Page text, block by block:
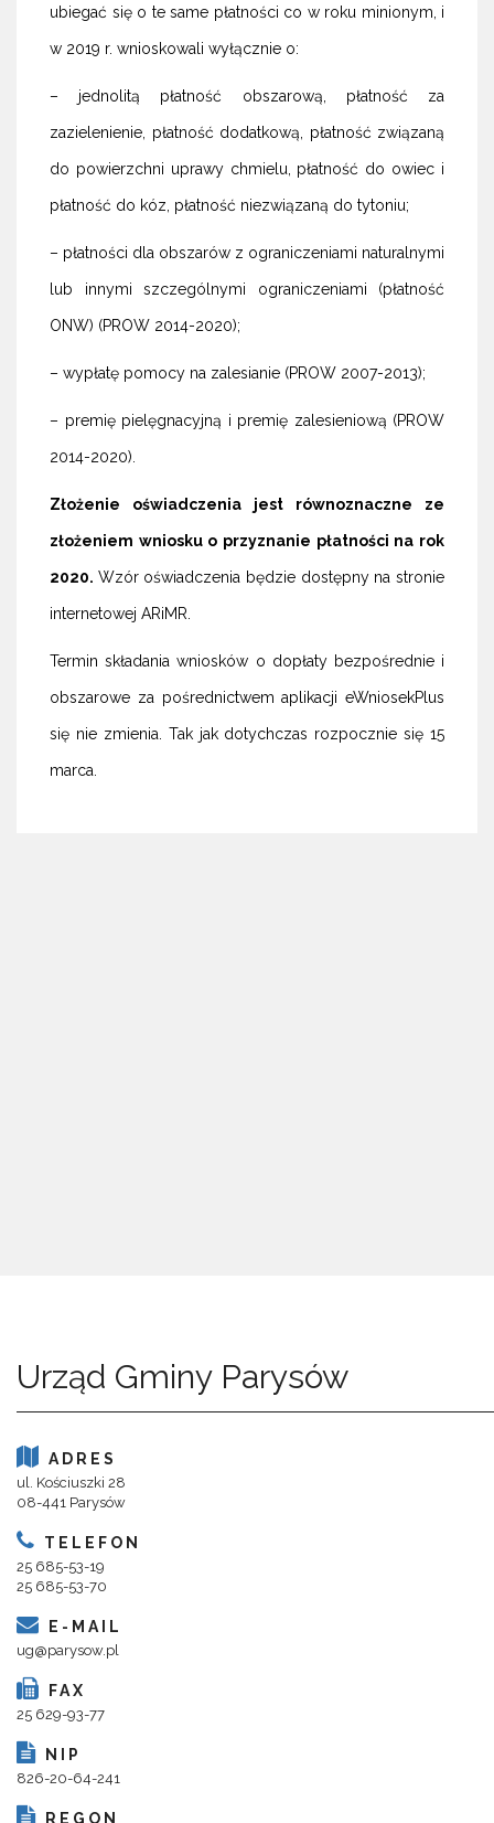
ubiegać się o te same płatności co w roku minionym, i
w 2019 r. wnioskowali wyłącznie o:
– jednolitą płatność obszarową, płatność za
zazielenienie, płatność dodatkową, płatność związaną
do powierzchni uprawy chmielu, płatność do owiec i
płatność do kóz, płatność niezwiązaną do tytoniu;
– płatności dla obszarów z ograniczeniami naturalnymi
lub innymi szczególnymi ograniczeniami (płatność
ONW) (PROW 2014-2020);
– wypłatę pomocy na zalesianie (PROW 2007-2013);
– premię pielęgnacyjną i premię zalesieniową (PROW
2014-2020).
Złożenie oświadczenia jest równoznaczne ze
złożeniem wniosku o przyznanie płatności na rok
2020. Wzór oświadczenia będzie dostępny na stronie
internetowej ARiMR.
Termin składania wniosków o dopłaty bezpośrednie i
obszarowe za pośrednictwem aplikacji eWniosekPlus
się nie zmienia. Tak jak dotychczas rozpocznie się 15
marca.
Urząd Gminy Parysów
ADRES
ul. Kościuszki 28
08-441 Parysów
TELEFON
25 685-53-19
25 685-53-70
E-MAIL
ug@parysow.pl
FAX
25 629-93-77
NIP
826-20-64-241
REGON